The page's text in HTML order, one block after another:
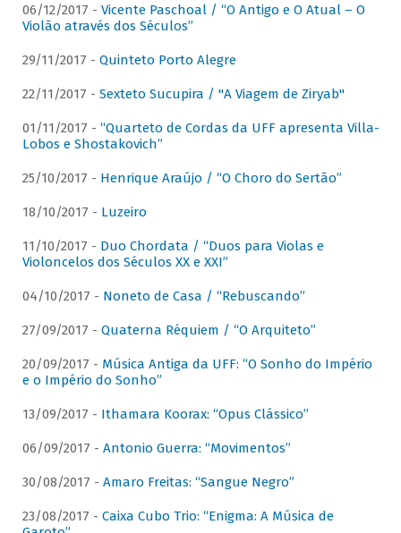
06/12/2017 - Vicente Paschoal / “O Antigo e O Atual – O
Violão através dos Séculos”
29/11/2017 - Quinteto Porto Alegre
22/11/2017 - Sexteto Sucupira / "A Viagem de Ziryab"
01/11/2017 - “Quarteto de Cordas da UFF apresenta Villa-
Lobos e Shostakovich”
25/10/2017 - Henrique Araújo / “O Choro do Sertão”
18/10/2017 - Luzeiro
11/10/2017 - Duo Chordata / “Duos para Violas e
Violoncelos dos Séculos XX e XXI”
04/10/2017 - Noneto de Casa / “Rebuscando”
27/09/2017 - Quaterna Réquiem / “O Arquiteto”
20/09/2017 - Música Antiga da UFF: “O Sonho do Império
e o Império do Sonho”
13/09/2017 - Ithamara Koorax: “Opus Clássico”
06/09/2017 - Antonio Guerra: “Movimentos”
30/08/2017 - Amaro Freitas: “Sangue Negro”
23/08/2017 - Caixa Cubo Trio: “Enigma: A Música de